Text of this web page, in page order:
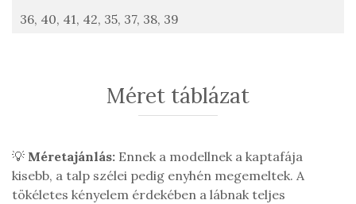
36, 40, 41, 42, 35, 37, 38, 39
Méret táblázat
💡 Méretajánlás: Ennek a modellnek a kaptafája
kisebb, a talp szélei pedig enyhén megemeltek. A
tökéletes kényelem érdekében a lábnak teljes